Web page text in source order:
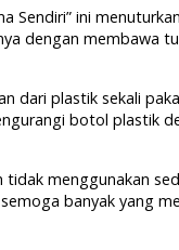
Sendiri” ini
dengan membawa
dari plastik sekali
botol plastik
tidak menggunakan
banyak yang